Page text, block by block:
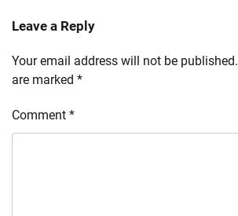
Leave a Reply
Your email address will not be published.
are marked *
Comment *